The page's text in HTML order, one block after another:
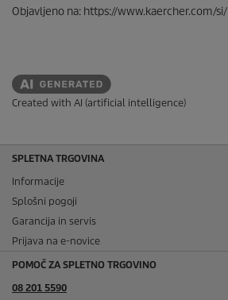
Objavljeno na: https://www.kaercher.com/si/
Created with AI (artificial intelligence)
SPLETNA TRGOVINA
Informacije
Splošni pogoji
Garancija in servis
Prijava na e-novice
POMOČ ZA SPLETNO TRGOVINO
08 201 5590